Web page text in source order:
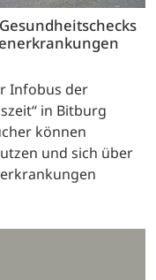
Infobus der
in Bitburg
können
und sich über